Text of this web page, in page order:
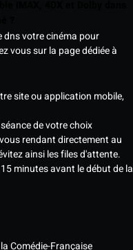
dns votre cinéma pour
vous sur la page dédiée à
site ou application mobile,
de votre choix
rendant directement au
ainsi les files d'attente.
minutes avant le début de la
la Comédie-Française